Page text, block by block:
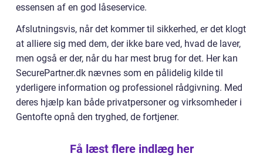
essensen af en god låseservice.
Afslutningsvis, når det kommer til sikkerhed, er det klogt
at alliere sig med dem, der ikke bare ved, hvad de laver,
men også er der, når du har mest brug for det. Her kan
SecurePartner.dk nævnes som en pålidelig kilde til
yderligere information og professionel rådgivning. Med
deres hjælp kan både privatpersoner og virksomheder i
Gentofte opnå den tryghed, de fortjener.
Få læst flere indlæg her